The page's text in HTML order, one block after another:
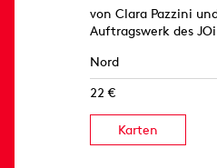
von Clara Pazzini
Auftragswerk des
Nord
22 €
Karten